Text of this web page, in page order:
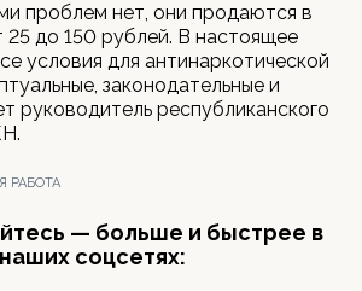
проблем нет, они продаются в
25 до 150 рублей. В настоящее
условия для антинаркотической
законодательные и
руководитель республиканского
РАБОТА
— больше и быстрее в
наших соцсетях: